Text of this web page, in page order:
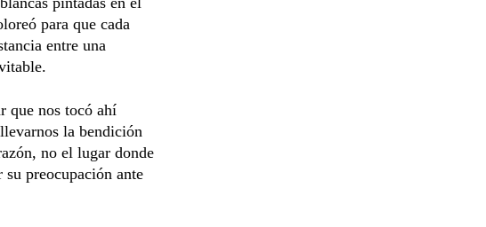
para que cada
entre una
que nos tocó ahí
la bendición
no el lugar donde
preocupación ante